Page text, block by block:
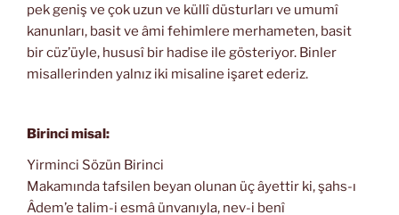
pek geniş ve çok uzun ve küllî düsturları ve umumî
kanunları, basit ve âmi fehimlere merhameten, basit
bir cüz’üyle, hususî bir hadise ile gösteriyor. Binler
misallerinden yalnız iki misaline işaret ederiz.
Birinci misal:
Yirminci Sözün Birinci
Makamında tafsilen beyan olunan üç âyettir ki, şahs-ı
Âdem’e talim-i esmâ ünvanıyla, nev-i benî